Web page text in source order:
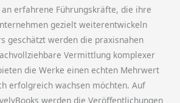
erfahrene Führungskräfte, die ihre
gezielt weiterentwickeln
geschätzt werden die praxisnahen
Vermittlung komplexer
die Werke einen echten Mehrwert
erfolgreich wachsen möchten. Auf
werden die Veröffentlichungen